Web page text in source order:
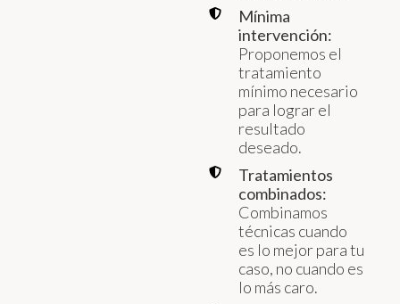
Mínima
intervención:
Proponemos el
tratamiento
mínimo necesario
para lograr el
resultado
deseado.
Tratamientos
combinados:
Combinamos
técnicas cuando
es lo mejor para tu
caso, no cuando es
lo más caro.